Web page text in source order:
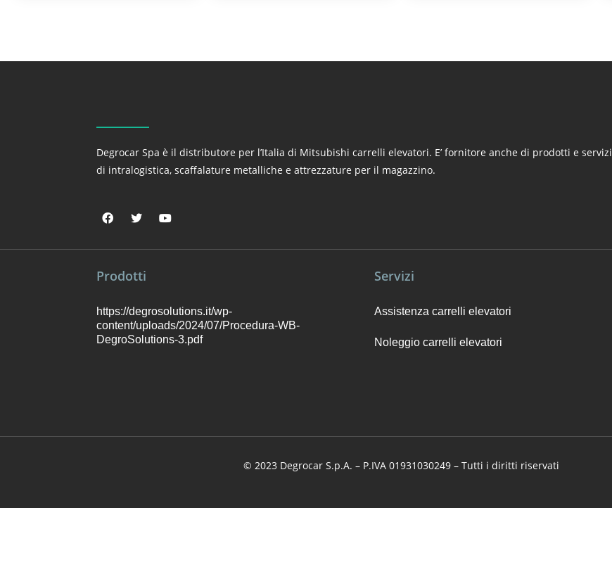
Degrocar Spa è il distributore per l’Italia di Mitsubishi carrelli elevatori. E’ fornitore anche di prodotti e servizi
di intralogistica, scaffalature metalliche e attrezzature per il magazzino.
Prodotti
https://degrosolutions.it/wp-
content/uploads/2024/07/Procedura-WB-
DegroSolutions-3.pdf
Servizi
Assistenza carrelli elevatori
Noleggio carrelli elevatori
© 2023 Degrocar S.p.A. – P.IVA 01931030249 – Tutti i diritti riservati